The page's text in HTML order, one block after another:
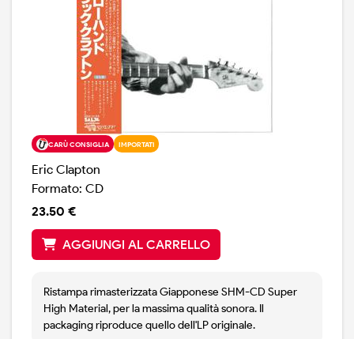
CARÙ CONSIGLIA IMPORTATI
Eric Clapton
Formato: CD
23.50 €
AGGIUNGI AL CARRELLO
Ristampa rimasterizzata Giapponese SHM-CD Super
High Material, per la massima qualità sonora. Il
packaging riproduce quello dell'LP originale.